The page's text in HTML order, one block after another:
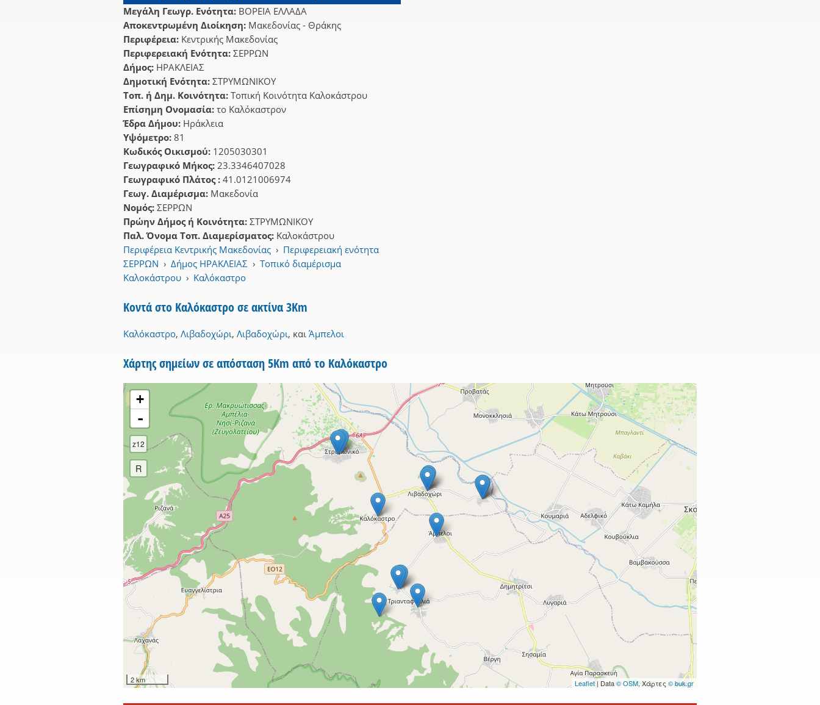
Μεγάλη Γεωγρ. Ενότητα: ΒΟΡΕΙΑ ΕΛΛΑΔΑ
Αποκεντρωμένη Διοίκηση: Μακεδονίας - Θράκης
Περιφέρεια: Κεντρικής Μακεδονίας
Περιφερειακή Ενότητα: ΣΕΡΡΩΝ
Δήμος: ΗΡΑΚΛΕΙΑΣ
Δημοτική Ενότητα: ΣΤΡΥΜΩΝΙΚΟΥ
Τοπ. ή Δημ. Κοινότητα: Τοπική Κοινότητα Καλοκάστρου
Επίσημη Ονομασία: το Καλόκαστρον
Έδρα Δήμου: Ηράκλεια
Υψόμετρο: 81
Κωδικός Οικισμού: 1205030301
Γεωγραφικό Μήκος: 23.3346407028
Γεωγραφικό Πλάτος : 41.0121006974
Γεωγ. Διαμέρισμα: Μακεδονία
Νομός: ΣΕΡΡΩΝ
Πρώην Δήμος ή Κοινότητα: ΣΤΡΥΜΩΝΙΚΟΥ
Παλ. Όνομα Τοπ. Διαμερίσματος: Καλοκάστρου
Περιφέρεια Κεντρικής Μακεδονίας › Περιφερειακή ενότητα
ΣΕΡΡΩΝ › Δήμος ΗΡΑΚΛΕΙΑΣ › Τοπικό διαμέρισμα
Καλοκάστρου › Καλόκαστρο
Κοντά στο Καλόκαστρο σε ακτίνα 3Km
Καλόκαστρο, Λιβαδοχώρι, Λιβαδοχώρι, και Άμπελοι
Χάρτης σημείων σε απόσταση 5Km από το Καλόκαστρο
+
-
z12
R
2 km Leaflet | Data© OSM, Χάρτες © buk.gr